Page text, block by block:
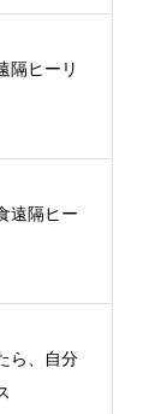
隔ヒーリ
遠隔ヒー
ら、自分